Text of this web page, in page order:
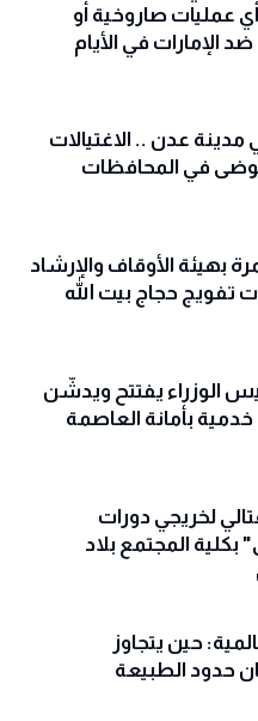
أي عمليات صاروخية أو
الإمارات في الأيام
عدن .. الاغتيالات
في المحافظات
بهيئة الأوقاف والإرشاد
تفويج حجاج بيت الله
الوزراء يفتتح ويدشّن
بأمانة العاصمة
لخريجي دورات
المجتمع بلاد
حين يتجاوز
حدود الطبيعة